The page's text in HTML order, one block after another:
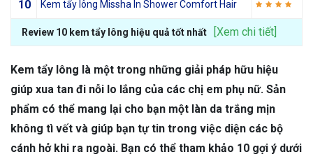
10 Kem tẩy lông Missha In Shower Comfort Hair
Review 10 kem tẩy lông hiệu quả tốt nhất [Xem chi tiết]
Kem tẩy lông là một trong những giải pháp hữu hiệu
giúp xua tan đi nỗi lo lắng của các chị em phụ nữ. Sản
phẩm có thể mang lại cho bạn một làn da trắng mịn
không tì vết và giúp bạn tự tin trong việc diện các bộ
cánh hở khi ra ngoài. Bạn có thể tham khảo 10 gợi ý dưới